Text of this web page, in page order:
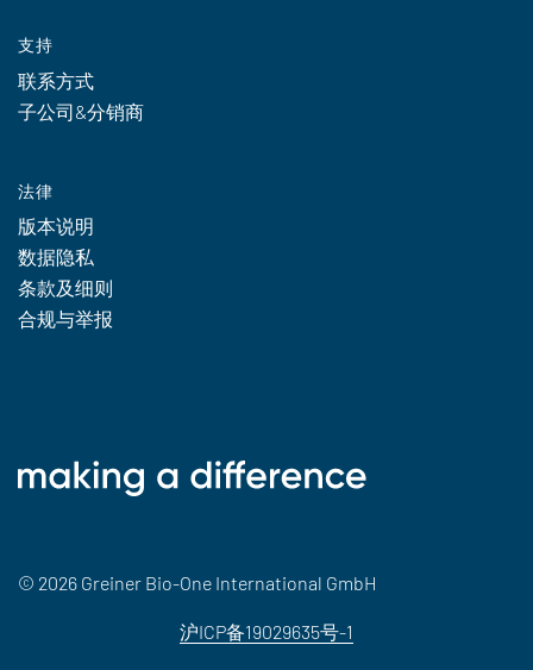
支持
联系方式
子公司&分销商
法律
版本说明
数据隐私
条款及细则
合规与举报
© 2026 Greiner Bio-One International GmbH
沪ICP备19029635号-1